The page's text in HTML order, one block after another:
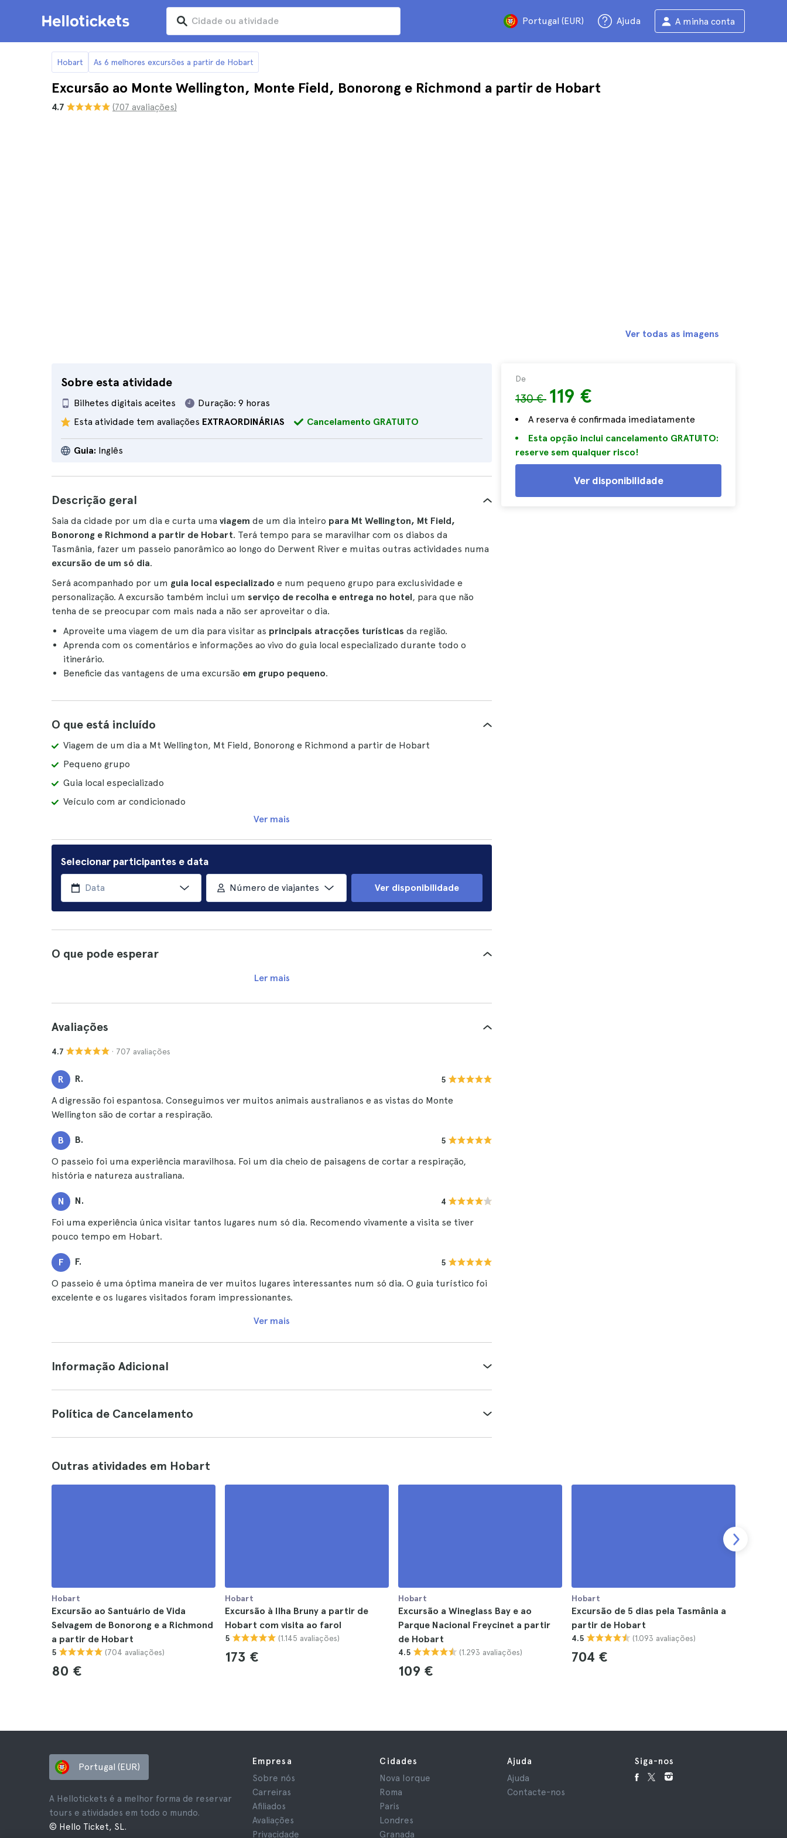
Portugal (EUR) Ajuda A minha conta
Hobart As 6 melhores excursões a partir de Hobart
Excursão ao Monte Wellington, Monte Field, Bonorong e Richmond a partir de Hobart
4.7 (707 avaliações)
Sobre esta atividade
Bilhetes digitais aceites Duração: 9 horas
Esta atividade tem avaliações EXTRAORDINÁRIAS Cancelamento GRATUITO
Guia: Inglês
De
130 € 119 €
A reserva é confirmada imediatamente
Esta opção inclui cancelamento GRATUITO:
reserve sem qualquer risco!
Ver disponibilidade
Ver todas as imagens
Descrição geral
Saia da cidade por um dia e curta uma viagem de um dia inteiro para Mt Wellington, Mt Field,
Bonorong e Richmond a partir de Hobart. Terá tempo para se maravilhar com os diabos da
Tasmânia, fazer um passeio panorâmico ao longo do Derwent River e muitas outras actividades numa
excursão de um só dia.
Será acompanhado por um guia local especializado e num pequeno grupo para exclusividade e
personalização. A excursão também inclui um serviço de recolha e entrega no hotel, para que não
tenha de se preocupar com mais nada a não ser aproveitar o dia.
Aproveite uma viagem de um dia para visitar as principais atracções turísticas da região.
Aprenda com os comentários e informações ao vivo do guia local especializado durante todo o
itinerário.
Beneficie das vantagens de uma excursão em grupo pequeno.
O que está incluído
Viagem de um dia a Mt Wellington, Mt Field, Bonorong e Richmond a partir de Hobart
Pequeno grupo
Guia local especializado
Veículo com ar condicionado
Ver mais
Selecionar participantes e data
Número de viajantes Ver disponibilidade
O que pode esperar
Ler mais
Avaliações
4.7 · 707 avaliações
R R. 5
A digressão foi espantosa. Conseguimos ver muitos animais australianos e as vistas do Monte
Wellington são de cortar a respiração.
B B. 5
O passeio foi uma experiência maravilhosa. Foi um dia cheio de paisagens de cortar a respiração,
história e natureza australiana.
N N. 4
Foi uma experiência única visitar tantos lugares num só dia. Recomendo vivamente a visita se tiver
pouco tempo em Hobart.
F F. 5
O passeio é uma óptima maneira de ver muitos lugares interessantes num só dia. O guia turístico foi
excelente e os lugares visitados foram impressionantes.
Ver mais
Informação Adicional
Política de Cancelamento
Outras atividades em Hobart
Hobart
Excursão ao Santuário de Vida
Selvagem de Bonorong e a Richmond
a partir de Hobart
5 (704 avaliações)
80 €
Hobart
Excursão à Ilha Bruny a partir de
Hobart com visita ao farol
5 (1.145 avaliações)
173 €
Hobart
Excursão a Wineglass Bay e ao
Parque Nacional Freycinet a partir
de Hobart
4.5 (1.293 avaliações)
109 €
Hobart
Excursão de 5 dias pela Tasmânia a
partir de Hobart
4.5 (1.093 avaliações)
704 €
Portugal (EUR)
A Hellotickets é a melhor forma de reservar
tours e atividades em todo o mundo.
© Hello Ticket, SL.
Empresa
Sobre nós
Carreiras
Afiliados
Avaliações
Privacidade
Cidades
Nova Iorque
Roma
Paris
Londres
Granada
Ajuda
Ajuda
Contacte-nos
Siga-nos